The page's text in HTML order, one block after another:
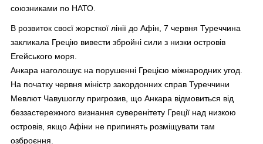
союзниками по НАТО.
В розвиток своєї жорсткої лінії до Афін, 7 червня Туреччина
закликала Грецію вивести збройні сили з низки островів
Егейського моря.
Анкара наголошує на порушенні Грецією міжнародних угод.
На початку червня міністр закордонних справ Туреччини
Мевлют Чавушоглу пригрозив, що Анкара відмовиться від
беззастережного визнання суверенітету Греції над низкою
островів, якщо Афіни не припинять розміщувати там
озброєння.